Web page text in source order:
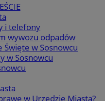
i telefony
wywozu odpadów
Święte w Sosnowcu
w Sosnowcu
w Urzędzie Miasta?